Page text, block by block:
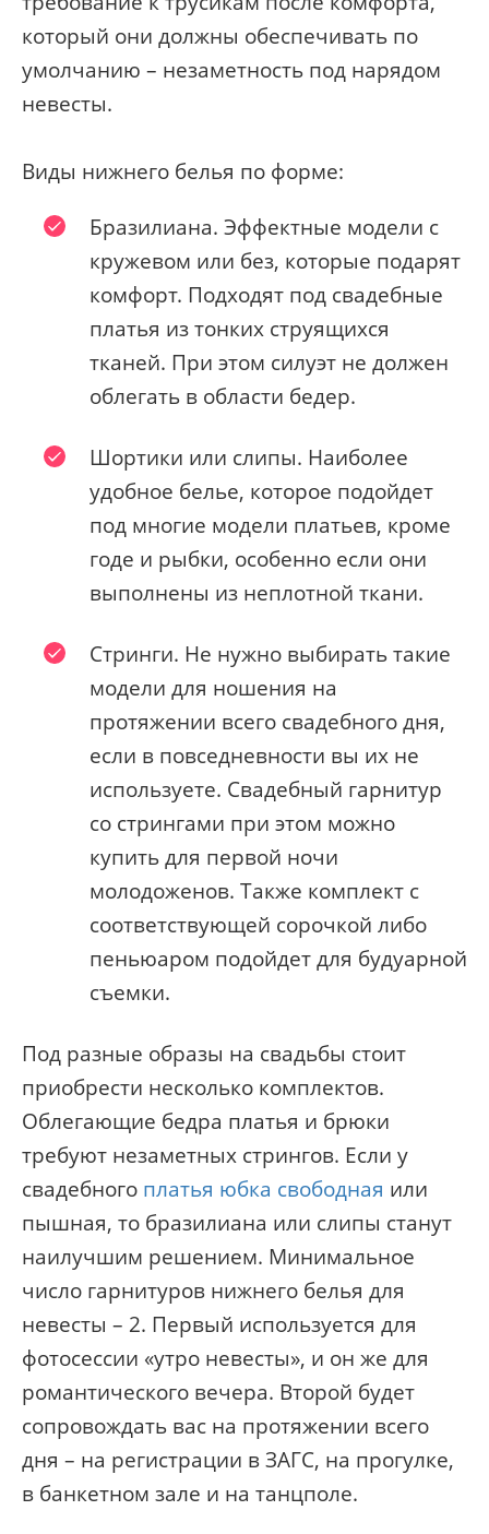
который они должны обеспечивать по
умолчанию – незаметность под нарядом
невесты.
Виды нижнего белья по форме:
Бразилиана. Эффектные модели с
кружевом или без, которые подарят
комфорт. Подходят под свадебные
платья из тонких струящихся
тканей. При этом силуэт не должен
облегать в области бедер.
Шортики или слипы. Наиболее
удобное белье, которое подойдет
под многие модели платьев, кроме
годе и рыбки, особенно если они
выполнены из неплотной ткани.
Стринги. Не нужно выбирать такие
модели для ношения на
протяжении всего свадебного дня,
если в повседневности вы их не
используете. Свадебный гарнитур
со стрингами при этом можно
купить для первой ночи
молодоженов. Также комплект с
соответствующей сорочкой либо
пеньюаром подойдет для будуарной
съемки.
Под разные образы на свадьбы стоит
приобрести несколько комплектов.
Облегающие бедра платья и брюки
требуют незаметных стрингов. Если у
свадебного платья юбка свободная или
пышная, то бразилиана или слипы станут
наилучшим решением. Минимальное
число гарнитуров нижнего белья для
невесты – 2. Первый используется для
фотосессии «утро невесты», и он же для
романтического вечера. Второй будет
сопровождать вас на протяжении всего
дня – на регистрации в ЗАГС, на прогулке,
в банкетном зале и на танцполе.